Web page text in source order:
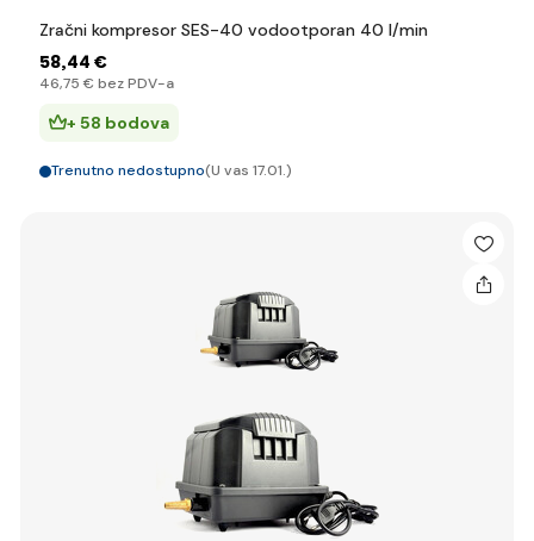
Zračni kompresor SES-40 vodootporan 40 l/min
58,44 €
46,75 € bez PDV-a
+ 58 bodova
Trenutno nedostupno(U vas 17.01.)